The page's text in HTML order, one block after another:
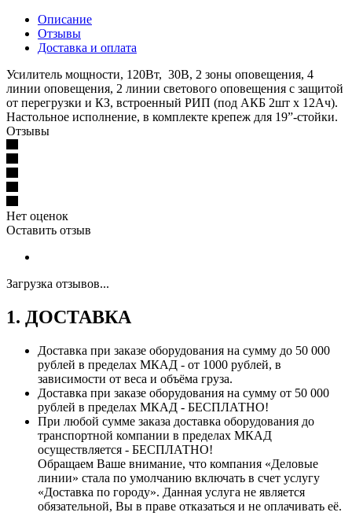
Описание
Отзывы
Доставка и оплата
Усилитель мощности, 120Вт, 30В, 2 зоны оповещения, 4
линии оповещения, 2 линии светового оповещения с защитой
от перегрузки и КЗ, встроенный РИП (под АКБ 2шт х 12Ач).
Настольное исполнение, в комплекте крепеж для 19”-стойки.
Отзывы
Нет оценок
Оставить отзыв
Загрузка отзывов...
1. ДОСТАВКА
Доставка при заказе оборудования на сумму до 50 000
рублей в пределах МКАД - от 1000 рублей, в
зависимости от веса и объёма груза.
Доставка при заказе оборудования на сумму от 50 000
рублей в пределах МКАД - БЕСПЛАТНО!
При любой сумме заказа доставка оборудования до
транспортной компании в пределах МКАД
осуществляется - БЕСПЛАТНО!
Обращаем Ваше внимание, что компания «Деловые
линии» стала по умолчанию включать в счет услугу
«Доставка по городу». Данная услуга не является
обязательной, Вы в праве отказаться и не оплачивать её.